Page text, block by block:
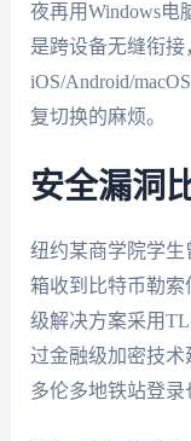
夜再用Windows电
是跨设备无缝衔接
iOS/Android/
复切换的麻烦。
安全漏洞
纽约某商学院学生
箱收到比特币勒
级解决方案采用
过金融级加密技
多伦多地铁站登录